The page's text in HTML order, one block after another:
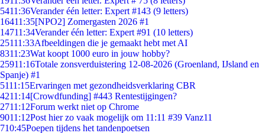
5411:36Verander één letter: Expert #143 (9 letters)
16411:35[NPO2] Zomergasten 2026 #1
14711:34Verander één letter: Expert #91 (10 letters)
25111:33Afbeeldingen die je gemaakt hebt met AI
8311:23Wat koopt 1000 euro in jouw hobby?
25911:16Totale zonsverduistering 12-08-2026 (Groenland, IJsland en
Spanje) #1
5111:15Ervaringen met gezondheidsverklaring CBR
4211:14[Crowdfunding] #443 Rentestijgingen?
2711:12Forum werkt niet op Chrome
9011:12Post hier zo vaak mogelijk om 11:11 #39 Vanz11
710:45Poepen tijdens het tandenpoetsen